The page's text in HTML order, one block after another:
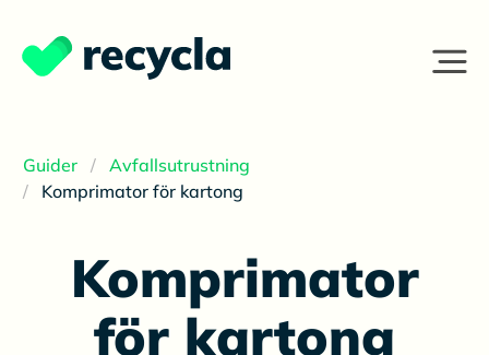
Guider
Avfallsutrustning
Komprimator för kartong
Komprimator
för kartong